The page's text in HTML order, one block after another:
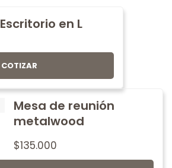
Escritorio en L
COTIZAR
Mesa de reunión
metalwood
$135.000